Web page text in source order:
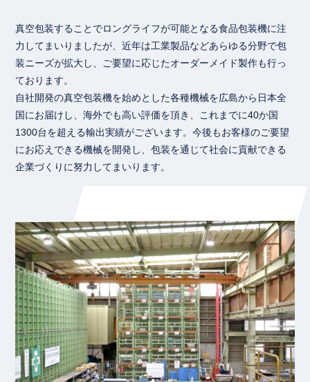
真空包装することでロングライフが可能となる食品包装機に注
力してまいりましたが、近年は工業製品などあらゆる分野で包
装ニーズが拡大し、ご要望に応じたオーダーメイド製作も行っ
ております。
自社開発の真空包装機を始めとした各種機械を広島から日本全
国にお届けし、海外でも高い評価を頂き、これまでに40か国
1300台を超える輸出実績がございます。今後もお客様のご要望
にお応えできる機械を開発し、包装を通じて社会に貢献できる
企業づくりに努力してまいります。